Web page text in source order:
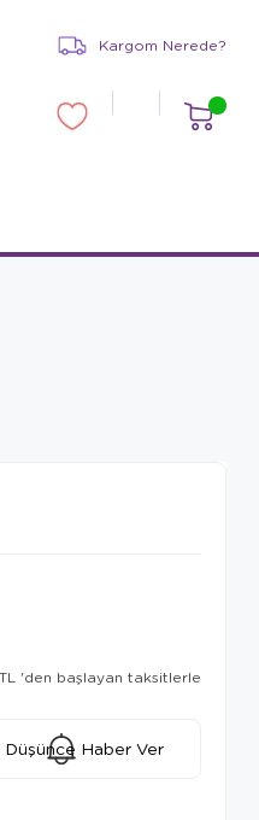
Kargom Nerede?
'den başlayan taksitlerle
Haber Ver